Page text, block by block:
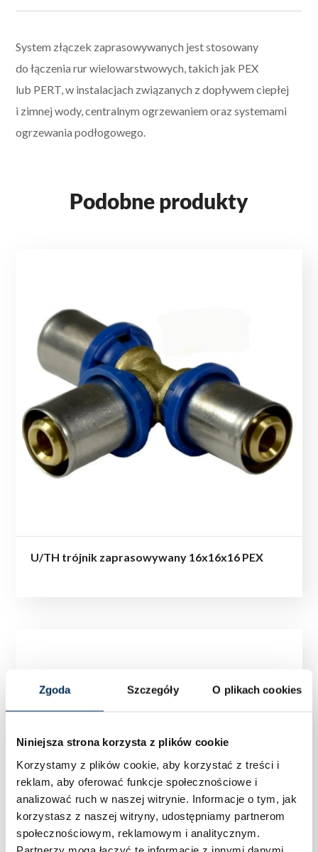
Zgoda Szczegóły O plikach cookies
Niniejsza strona korzysta z plików cookie
Korzystamy z plików cookie, aby korzystać z treści i
reklam, aby oferować funkcje społecznościowe i
analizować ruch w naszej witrynie. Informacje o tym, jak
korzystasz z naszej witryny, udostępniamy partnerom
społecznościowym, reklamowym i analitycznym.
Partnerzy mogą łączyć te informacje z innymi danymi
System złączek zaprasowywanych jest stosowany
do łączenia rur wielowarstwowych, takich jak PEX
lub PERT, w instalacjach związanych z dopływem ciepłej
i zimnej wody, centralnym ogrzewaniem oraz systemami
ogrzewania podłogowego.
Podobne produkty
U/TH trójnik zaprasowywany 16x16x16 PEX